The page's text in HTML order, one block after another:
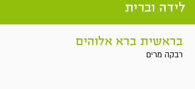
לידה וברית
בראשית ברא אלוהים
רבקה מרים